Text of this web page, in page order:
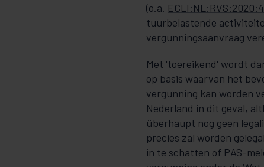
(o.a.
tuurbelastende
vergunningsaanvraag
Met 'toereikend' wordt
op basis waar­van het
vergunning kan worden
Nederland in dit geval,
über­haupt nog geen
precies zal worden
in te schatten of PAS-